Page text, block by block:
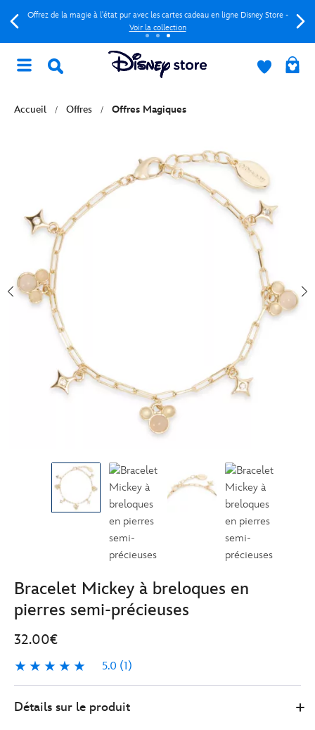
Offrez de la magie à l'état pur avec les cartes cadeau en ligne Disney Store -
Voir la collection
Accueil Offres Offres Magiques
Bracelet Mickey à breloques en
pierres semi-précieuses
32.00€
5.0 (1)
5.0
1
Store
32.00Détails sur le produit